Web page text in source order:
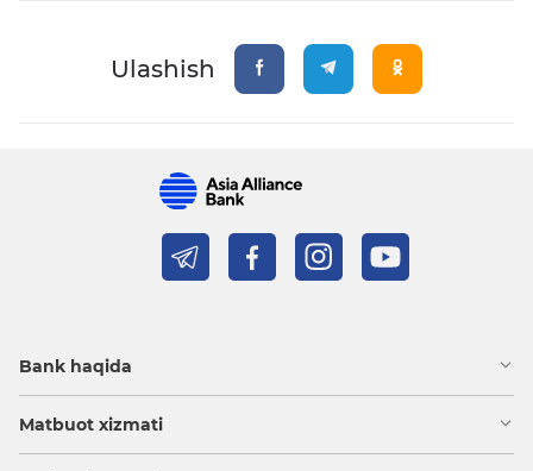
Ulashish
Bank haqida
Matbuot xizmati